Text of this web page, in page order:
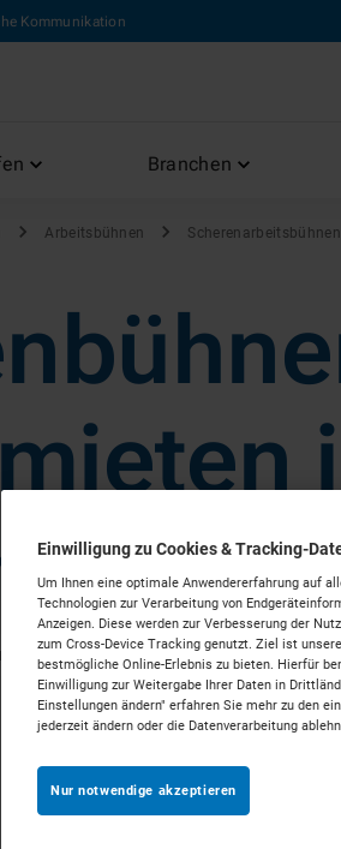
Kommunikation
Branchen
Arbeitsbühnen Scherenarbeitsbühnen
100+ Bewertungen
mieten in
Kompetenz und
Vorhaben.
Einwilligung zu Cookies & Tracking-
Um Ihnen eine optimale Anwendererfahrung auf
Technologien zur Verarbeitung von
Anzeigen. Diese werden zur Verbesserung der
zum Cross-Device Tracking genutzt. Ziel ist
bestmögliche Online-Erlebnis zu bieten. Hierfür
Einwilligung zur Weitergabe Ihrer Daten in
Einstellungen ändern" erfahren Sie mehr zu den
jederzeit ändern oder die Datenverarbeitung
Nur notwendige akzeptieren